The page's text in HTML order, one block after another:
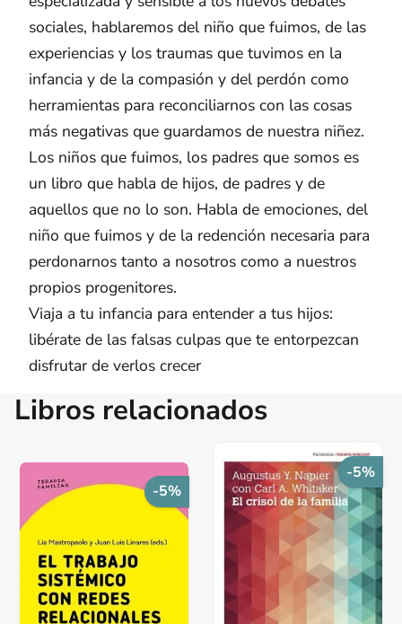
sociales, hablaremos del niño que fuimos, de las
experiencias y los traumas que tuvimos en la
infancia y de la compasión y del perdón como
herramientas para reconciliarnos con las cosas
más negativas que guardamos de nuestra niñez.
Los niños que fuimos, los padres que somos es
un libro que habla de hijos, de padres y de
aquellos que no lo son. Habla de emociones, del
niño que fuimos y de la redención necesaria para
perdonarnos tanto a nosotros como a nuestros
propios progenitores.
Viaja a tu infancia para entender a tus hijos:
libérate de las falsas culpas que te entorpezcan
disfrutar de verlos crecer
Libros relacionados
-5%
-5%